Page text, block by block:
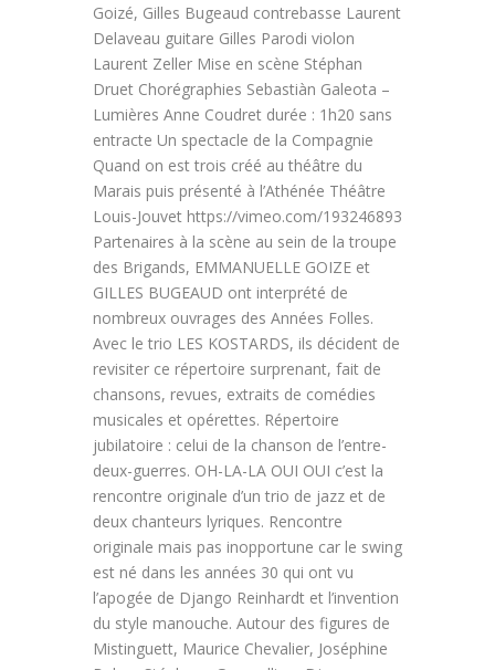
Goizé, Gilles Bugeaud contrebasse Laurent
Delaveau guitare Gilles Parodi violon
Laurent Zeller Mise en scène Stéphan
Druet Chorégraphies Sebastiàn Galeota –
Lumières Anne Coudret durée : 1h20 sans
entracte Un spectacle de la Compagnie
Quand on est trois créé au théâtre du
Marais puis présenté à l’Athénée Théâtre
Louis-Jouvet https://vimeo.com/193246893
Partenaires à la scène au sein de la troupe
des Brigands, EMMANUELLE GOIZE et
GILLES BUGEAUD ont interprété de
nombreux ouvrages des Années Folles.
Avec le trio LES KOSTARDS, ils décident de
revisiter ce répertoire surprenant, fait de
chansons, revues, extraits de comédies
musicales et opérettes. Répertoire
jubilatoire : celui de la chanson de l’entre-
deux-guerres. OH-LA-LA OUI OUI c’est la
rencontre originale d’un trio de jazz et de
deux chanteurs lyriques. Rencontre
originale mais pas inopportune car le swing
est né dans les années 30 qui ont vu
l’apogée de Django Reinhardt et l’invention
du style manouche. Autour des figures de
Mistinguett, Maurice Chevalier, Joséphine